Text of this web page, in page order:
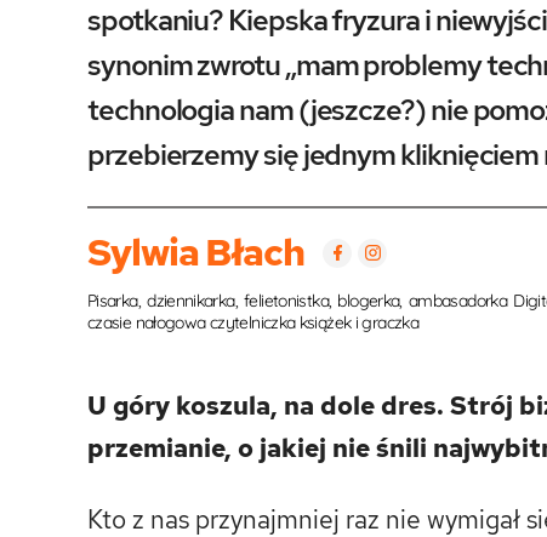
spotkaniu? Kiepska fryzura i
synonim zwrotu „mam problemy
technologia nam (jeszcze?) nie
przebierzemy się jednym
Sylwia Błach
Pisarka, dziennikarka, felietonistka, blogerka, ambasadorka
czasie nałogowa czytelniczka książek i graczka
U góry koszula, na dole dres. Strój
przemianie, o jakiej nie śnili
Kto z nas przynajmniej raz nie wymigał